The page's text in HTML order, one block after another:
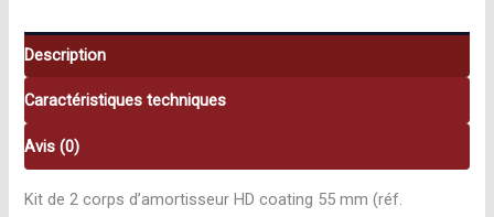
55
mm
(2
pcs)
Kyosho
K.IFW470-
Description
Caractéristiques techniques
Avis (0)
Kit de 2 corps d’amortisseur HD coating 55 mm (réf.